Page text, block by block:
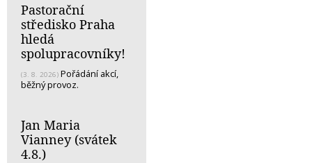
Pastorační
středisko Praha
hledá
spolupracovníky!
(3. 8. 2026) Pořádání akcí,
běžný provoz.
Jan Maria
Vianney (svátek
4.8.)